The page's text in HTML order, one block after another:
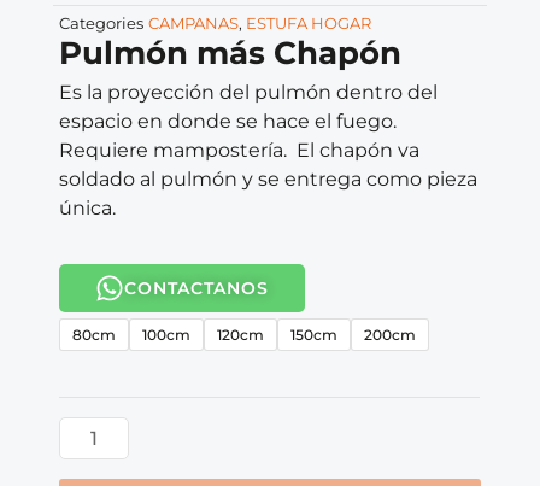
Categories CAMPANAS, ESTUFA HOGAR
Pulmón más Chapón
Es la proyección del pulmón dentro del
espacio en donde se hace el fuego.
Requiere mampostería. El chapón va
soldado al pulmón y se entrega como pieza
única.
CONTACTANOS
80cm 100cm 120cm 150cm 200cm
Pulmón
cantidad